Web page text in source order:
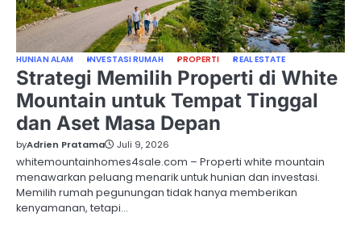
HUNIAN ALAM INVESTASI RUMAH PROPERTI REAL ESTATE
Strategi Memilih Properti di White
Mountain untuk Tempat Tinggal
dan Aset Masa Depan
byAdrien Pratama Juli 9, 2026
whitemountainhomes4sale.com – Properti white mountain
menawarkan peluang menarik untuk hunian dan investasi.
Memilih rumah pegunungan tidak hanya memberikan
kenyamanan, tetapi…